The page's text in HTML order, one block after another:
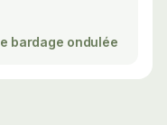
bardage ondulée